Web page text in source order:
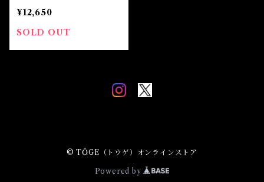
¥12,650
SOLD OUT
© TŌGE（トウゲ）オンラインストア
Powered by